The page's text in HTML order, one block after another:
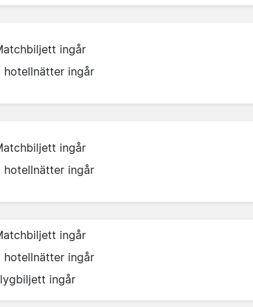
ingår
hotellnätter ingår
ingår
hotellnätter ingår
ingår
hotellnätter ingår
ingår